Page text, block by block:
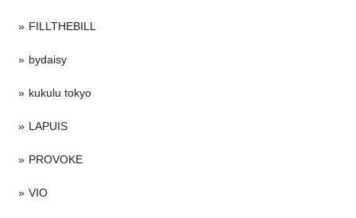
FILLTHEBILL
bydaisy
kukulu tokyo
LAPUIS
PROVOKE
VIO